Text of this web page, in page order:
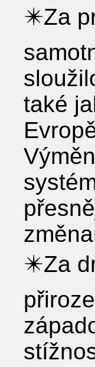
✴️Za
také
✴️Za